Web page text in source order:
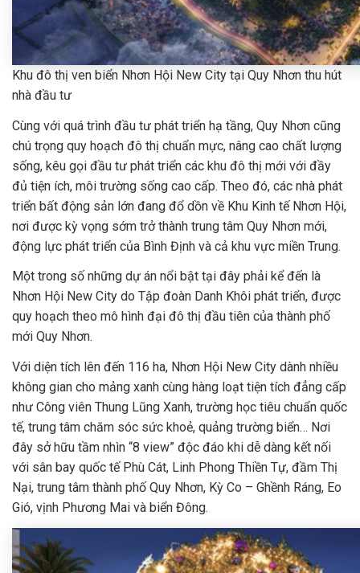
Khu đô thị ven biển Nhơn Hội New City tại Quy Nhơn thu hút
nhà đầu tư
Cùng với quá trình đầu tư phát triển hạ tầng, Quy Nhơn cũng
chú trọng quy hoạch đô thị chuẩn mực, nâng cao chất lượng
sống, kêu gọi đầu tư phát triển các khu đô thị mới với đầy
đủ tiện ích, môi trường sống cao cấp. Theo đó, các nhà phát
triển bất động sản lớn đang đổ dồn về Khu Kinh tế Nhơn Hội,
nơi được kỳ vọng sớm trở thành trung tâm Quy Nhơn mới,
động lực phát triển của Bình Định và cả khu vực miền Trung.
Một trong số những dự án nổi bật tại đây phải kể đến là
Nhơn Hội New City do Tập đoàn Danh Khôi phát triển, được
quy hoạch theo mô hình đại đô thị đầu tiên của thành phố
mới Quy Nhơn.
Với diện tích lên đến 116 ha, Nhơn Hội New City dành nhiều
không gian cho mảng xanh cùng hàng loạt tiện tích đẳng cấp
như Công viên Thung Lũng Xanh, trường học tiêu chuẩn quốc
tế, trung tâm chăm sóc sức khoẻ, quảng trường biển… Nơi
đây sở hữu tầm nhìn “8 view” độc đáo khi dễ dàng kết nối
với sân bay quốc tế Phù Cát, Linh Phong Thiền Tự, đầm Thị
Nại, trung tâm thành phố Quy Nhơn, Kỳ Co – Ghềnh Ráng, Eo
Gió, vịnh Phương Mai và biển Đông.